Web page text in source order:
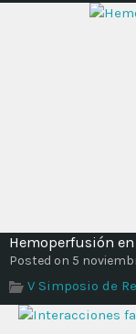
Hemoperfusión
Posted on 5
V Simposio de